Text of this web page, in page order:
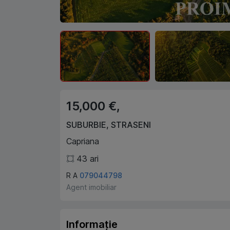
15,000 €,
SUBURBIE, STRASENI
Capriana
43 ari
R A 079044798
Agent imobiliar
Informație